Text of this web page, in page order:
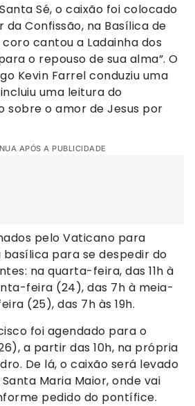
Sé, o caixão foi colocado
Confissão, na Basílica de
cantou a Ladainha dos
o repouso de sua alma”. O
Kevin Farrel conduziu uma
uma leitura do
sobre o amor de Jesus por
APÓS A PUBLICIDADE
pelo Vaticano para
basílica para se despedir do
na quarta-feira, das 11h à
feira (24), das 7h à meia-
(25), das 7h às 19h.
foi agendado para o
a partir das 10h, na própria
De lá, o caixão será levado
Maria Maior, onde vai
pedido do pontífice.